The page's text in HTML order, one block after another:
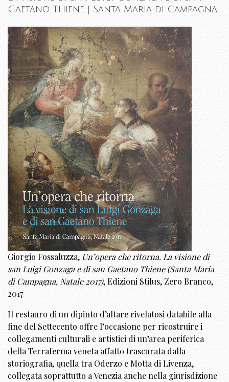
Gaetano Thiene | Santa Maria di Campagna
Giorgio Fossaluzza, Un’opera che ritorna. La visione di
san Luigi Gonzaga e di san Gaetano Thiene (Santa Maria
di Campagna, Natale 2017), Edizioni Stilus, Zero Branco,
2017
Il restauro di un dipinto d’altare rivelatosi databile alla
fine del Settecento offre l’occasione per ricostruire i
collegamenti culturali e artistici di un’area periferica
della Terraferma veneta affatto trascurata dalla
storiografia, quella tra Oderzo e Motta di Livenza,
collegata soprattutto a Venezia anche nella giurisdizione